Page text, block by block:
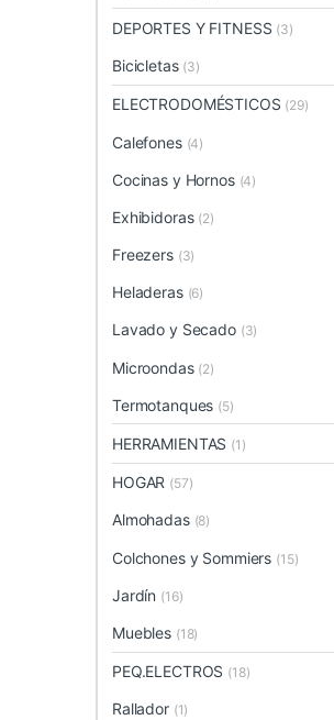
DEPORTES Y FITNESS (3)
Bicicletas (3)
ELECTRODOMÉSTICOS (29)
Calefones (4)
Cocinas y Hornos (4)
Exhibidoras (2)
Freezers (3)
Heladeras (6)
Lavado y Secado (3)
Microondas (2)
Termotanques (5)
HERRAMIENTAS (1)
HOGAR (57)
Almohadas (8)
Colchones y Sommiers (15)
Jardín (16)
Muebles (18)
PEQ.ELECTROS (18)
Rallador (1)